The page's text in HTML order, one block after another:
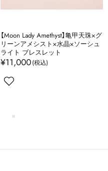
【Moon Lady Amethyst】亀甲天珠×グ
リーンアメシスト×水晶×ソーシュ
ライト ブレスレット
¥11,000